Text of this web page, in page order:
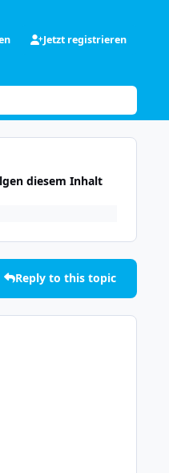
Jetzt registrieren
diesem Inhalt
Reply to this topic